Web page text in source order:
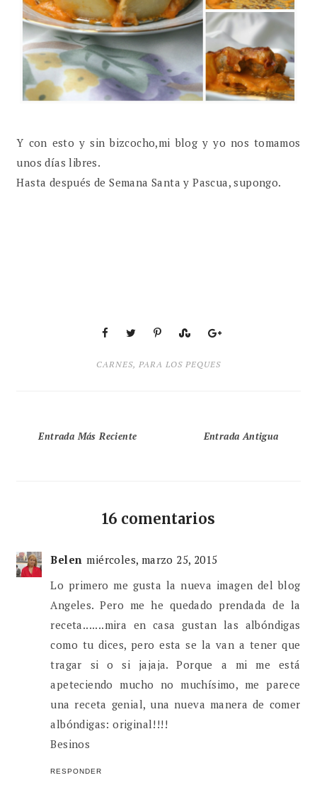
Y con esto y sin bizcocho,mi blog y yo nos tomamos
unos días libres.
Hasta después de Semana Santa y Pascua, supongo.
CARNES, PARA LOS PEQUES
Entrada Más Reciente Entrada Antigua
16 comentarios
Belen miércoles, marzo 25, 2015
Lo primero me gusta la nueva imagen del blog
Angeles. Pero me he quedado prendada de la
receta.......mira en casa gustan las albóndigas
como tu dices, pero esta se la van a tener que
tragar si o si jajaja. Porque a mi me está
apeteciendo mucho no muchísimo, me parece
una receta genial, una nueva manera de comer
albóndigas: original!!!!
Besinos
RESPONDER